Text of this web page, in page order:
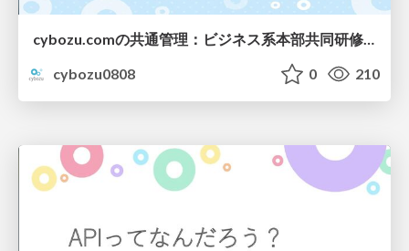
cybozu.comの共通管理：ビジネス系本部共同研修2024
cybozu0808
0 210